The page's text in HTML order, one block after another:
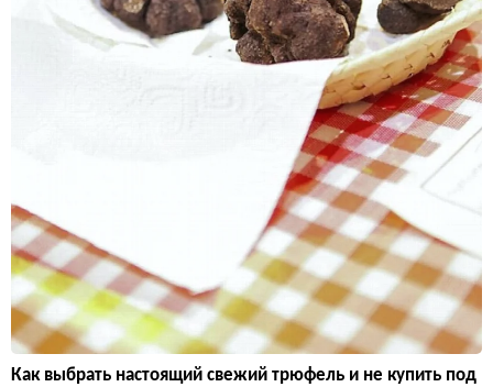
Как выбрать настоящий свежий трюфель и не купить под